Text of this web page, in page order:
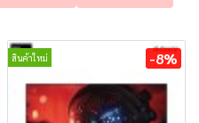
สินค้าใหม่ -8%